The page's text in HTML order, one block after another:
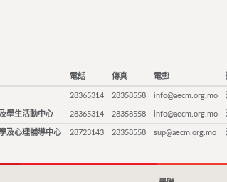
電話 傳真 電郵
28365314 28358558 info@aecm.org.mo
學生活動中心 28365314 28358558 info@aecm.org.mo
及心理輔導中心 28723143 28358558 sup@aecm.org.mo